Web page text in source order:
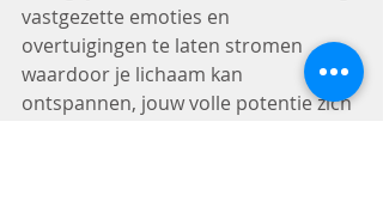
vastgezette emoties en
overtuigingen te laten stromen
waardoor je lichaam kan
ontspannen, jouw volle potentie zich